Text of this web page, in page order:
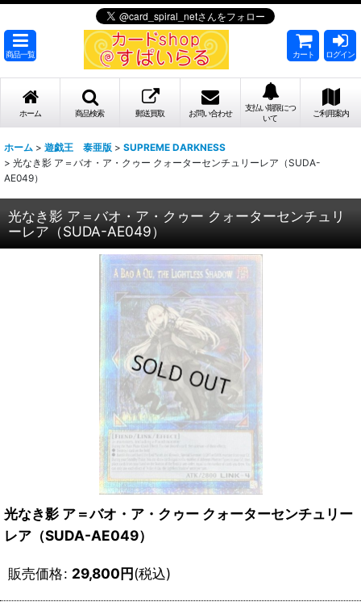
商品一覧 カート ログイン
ホーム 商品検索 郵送買取 お問い合わせ
支払い期限につ
いて
ご利用案内
ホーム > 遊戯王 泰亜版 > SUPREME DARKNESS
> 光なき影 ア＝バオ・ア・クゥー クォーターセンチュリーレア（SUDA-
AE049）
光なき影 ア＝バオ・ア・クゥー クォーターセンチュリ
ーレア（SUDA-AE049）
光なき影 ア＝バオ・ア・クゥー クォーターセンチュリー
レア（SUDA-AE049）
販売価格: 29,800円(税込)